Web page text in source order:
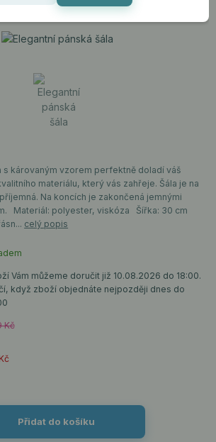
s károvaným vzorem perfektně doladí váš
materiálu, který vás zahřeje. Šála je na
Na koncích je zakončená jemnými
Materiál: polyester, viskóza Šířka: 30 cm
celý popis
Vám můžeme doručit již 10.08.2026 do 18:00.
když zboží objednáte nejpozději dnes do
Kč
Přidat do košíku